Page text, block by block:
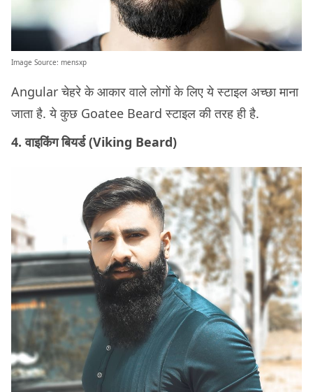
Image Source: mensxp
Angular चेहरे के आकार वाले लोगों के लिए ये स्टाइल अच्छा माना
जाता है. ये कुछ Goatee Beard स्टाइल की तरह ही है.
4. वाइकिंग बियर्ड (Viking Beard)